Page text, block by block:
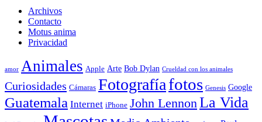
Archivos
Contacto
Motus anima
Privacidad
amor Animales Apple Arte Bob Dylan Crueldad con los animales
Curiosidades Cámaras Fotografíafotos Genesis Google
Guatemala Internet iPhone John Lennon La Vida